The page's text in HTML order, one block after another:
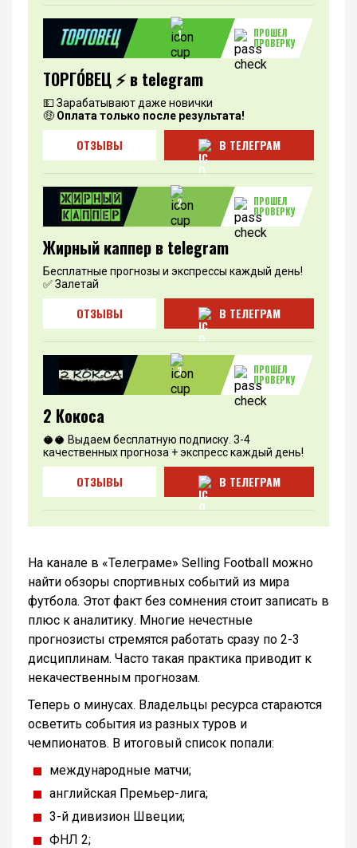
1
ПРОШЕЛ
ПРОВЕРКУ
ТОРГО́ВЕЦ ⚡️ в telegram
💵 Зарабатывают даже новички
🤑 Оплата только после результата!
ОТЗЫВЫ В ТЕЛЕГРАМ
2
ПРОШЕЛ
ПРОВЕРКУ
Жирный каппер в telegram
Бесплатные прогнозы и экспрессы каждый день!
✅ Залетай
ОТЗЫВЫ В ТЕЛЕГРАМ
3
ПРОШЕЛ
ПРОВЕРКУ
2 Кокоса
🥥🥥 Выдаем бесплатную подписку. 3-4
качественных прогноза + экспресс каждый день!
ОТЗЫВЫ В ТЕЛЕГРАМ
На канале в «Телеграме» Selling Football можно
найти обзоры спортивных событий из мира
футбола. Этот факт без сомнения стоит записать в
плюс к аналитику. Многие нечестные
прогнозисты стремятся работать сразу по 2-3
дисциплинам. Часто такая практика приводит к
некачественным прогнозам.
Теперь о минусах. Владельцы ресурса стараются
осветить события из разных туров и
чемпионатов. В итоговый список попали:
международные матчи;
английская Премьер-лига;
3-й дивизион Швеции;
ФНЛ 2;